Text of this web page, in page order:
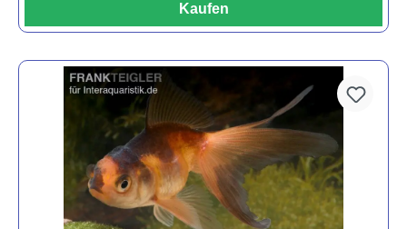
Kaufen